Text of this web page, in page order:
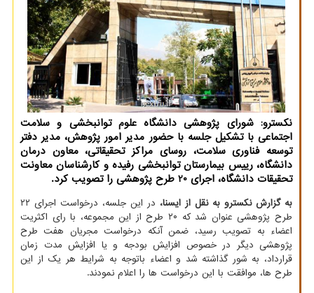
نکسترو: شورای پژوهشی دانشگاه علوم توانبخشی و سلامت
اجتماعی با تشکیل جلسه با حضور مدیر امور پژوهش، مدیر دفتر
توسعه فناوری سلامت، روسای مراکز تحقیقاتی، معاون درمان
دانشگاه، رییس بیمارستان توانبخشی رفیده و کارشناسان معاونت
تحقیقات دانشگاه، اجرای 20 طرح پژوهشی را تصویب کرد.
به گزارش نکسترو به نقل از ایسنا،
در این جلسه، درخواست اجرای ۲۲
طرح پژوهشی عنوان شد که ۲۰ طرح از این مجموعه، با رای اکثریت
اعضاء به تصویب رسید، ضمن آنکه درخواست مجریان هفت طرح
پژوهشی دیگر در خصوص افزایش بودجه و یا افزایش مدت زمان
قرارداد، به شور گذاشته شد و اعضاء باتوجه به شرایط هر یک از این
طرح ها، موافقت با این درخواست ها را اعلام نمودند.